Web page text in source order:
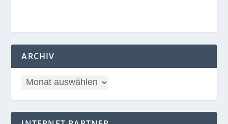
ARCHIV